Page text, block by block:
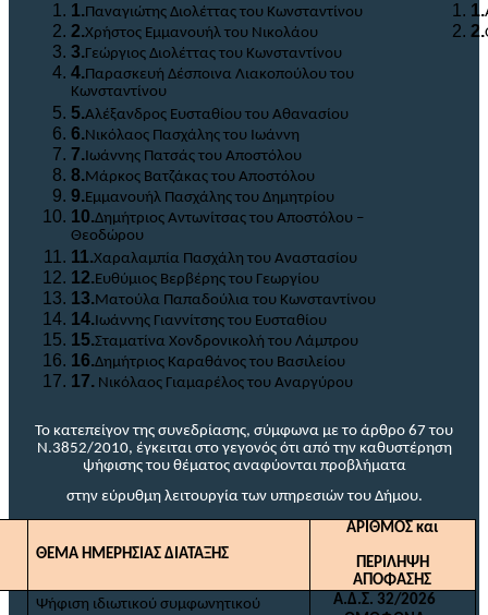
1.Παναγιώτης Διολέττας του Κωνσταντίνου
2.Χρήστος Εμμανουήλ του Νικολάου
3.Γεώργιος Διολέττας του Κωνσταντίνου
4.Παρασκευή Δέσποινα Λιακοπούλου του
Κωνσταντίνου
5.Αλέξανδρος Ευσταθίου του Αθανασίου
6.Νικόλαος Πασχάλης του Ιωάννη
7.Ιωάννης Πατσάς του Αποστόλου
8.Μάρκος Βατζάκας του Αποστόλου
9.Εμμανουήλ Πασχάλης του Δημητρίου
10.Δημήτριος Αντωνίτσας του Αποστόλου –
Θεοδώρου
11.Χαραλαμπία Πασχάλη του Αναστασίου
12.Ευθύμιος Βερβέρης του Γεωργίου
13.Ματούλα Παπαδούλια του Κωνσταντίνου
14.Ιωάννης Γιαννίτσης του Ευσταθίου
15.Σταματίνα Χονδρονικολή του Λάμπρου
16.Δημήτριος Καραθάνος του Βασιλείου
17. Νικόλαος Γιαμαρέλος του Αναργύρου
1.
2.
Το κατεπείγον της συνεδρίασης, σύμφωνα με το άρθρο 67 του
Ν.3852/2010, έγκειται στο γεγονός ότι από την καθυστέρηση
ψήφισης του θέματος αναφύονται προβλήματα
στην εύρυθμη λειτουργία των υπηρεσιών του Δήμου.
ΘΕΜΑ ΗΜΕΡΗΣΙΑΣ ΔΙΑΤΑΞΗΣ
ΑΡΙΘΜΟΣ και
ΠΕΡΙΛΗΨΗ
ΑΠΟΦΑΣΗΣ
Ψήφιση ιδιωτικού συμφωνητικού
Α.Δ.Σ. 32/2026